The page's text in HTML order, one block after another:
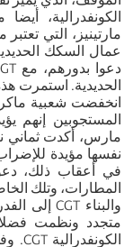
الكونفدرالية،
الحديدية. استمرت
مارس، أكدت ثماني
نفسها مؤيدة
المطارات، وتلك
متجدد ونظمت